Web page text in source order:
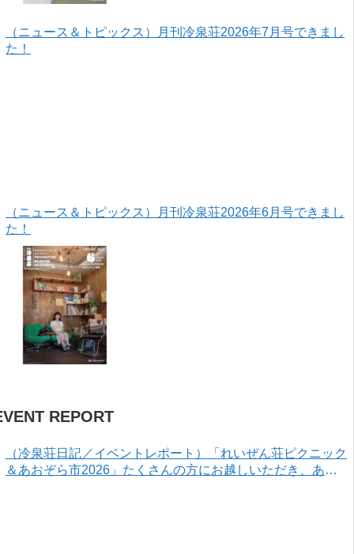
（ニュース＆トピックス）月刊冷泉荘2026年7月号できまし
た！
（ニュース＆トピックス）月刊冷泉荘2026年6月号できまし
た！
REPORT
（冷泉荘日記／イベントレポート）「れいぜん荘ピクニック
＆あおぞら市2026」たくさんの方にお越しいただき、あり